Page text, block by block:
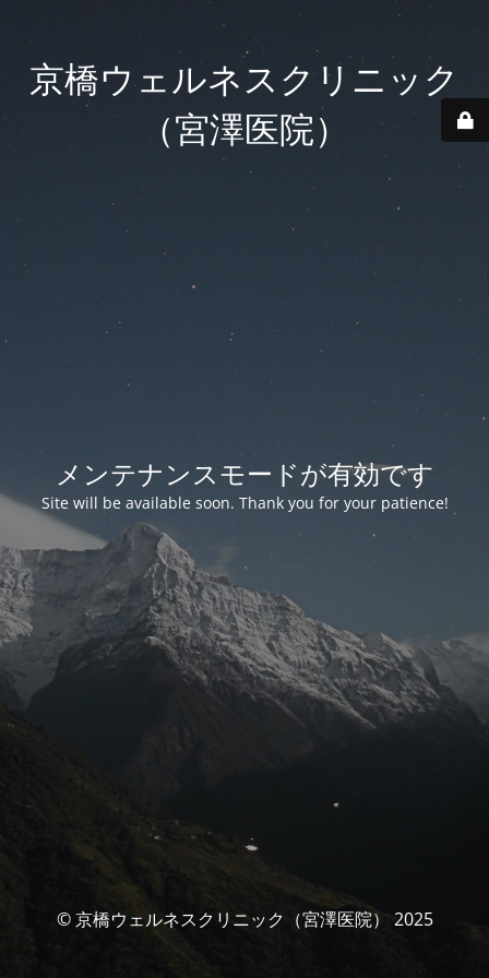
京橋ウェルネスクリニック
（宮澤医院）
メンテナンスモードが有効です
Site will be available soon. Thank you for your patience!
© 京橋ウェルネスクリニック（宮澤医院） 2025